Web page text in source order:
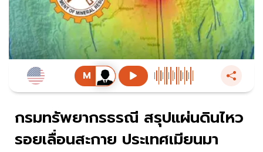
กรมทรัพยากรธรณี สรุปแผ่นดินไหว
รอยเลื่อนสะกาย ประเทศเมียนมา